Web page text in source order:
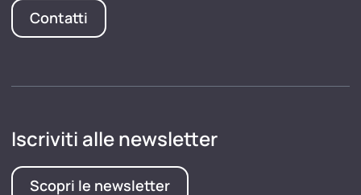
Contatti
Iscriviti alle newsletter
Scopri le newsletter